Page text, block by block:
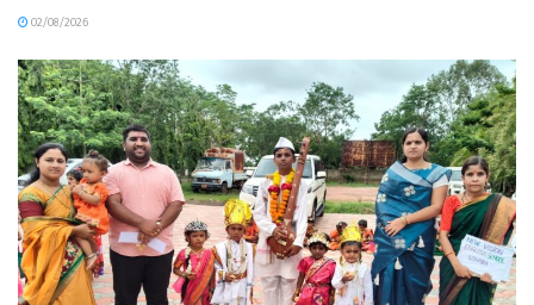
02/08/2026